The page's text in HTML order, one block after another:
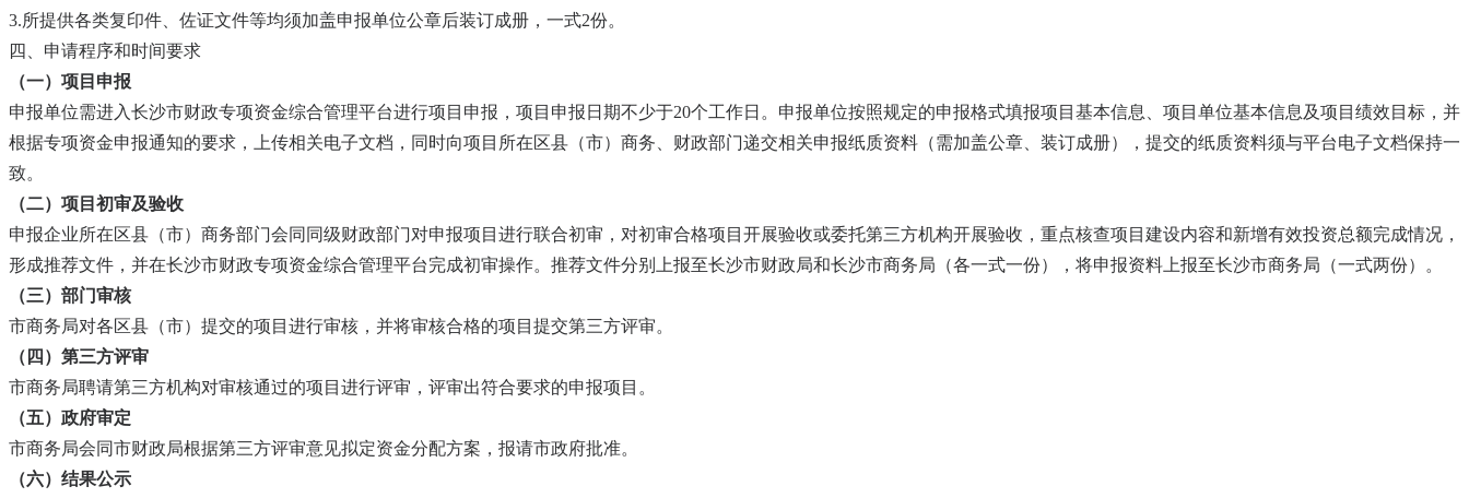
3.所提供各类复印件、佐证文件等均须加盖申报单位公章后装订成册，一式2份。
四、申请程序和时间要求
（一）项目申报
申报单位需进入长沙市财政专项资金综合管理平台进行项目申报，项目申报日期不少于20个工作日。申报单位按照规定的申报格式填报项目基本信息、项目单位基本信息及项目绩效目标，并
根据专项资金申报通知的要求，上传相关电子文档，同时向项目所在区县（市）商务、财政部门递交相关申报纸质资料（需加盖公章、装订成册），提交的纸质资料须与平台电子文档保持一
致。
（二）项目初审及验收
申报企业所在区县（市）商务部门会同同级财政部门对申报项目进行联合初审，对初审合格项目开展验收或委托第三方机构开展验收，重点核查项目建设内容和新增有效投资总额完成情况，
形成推荐文件，并在长沙市财政专项资金综合管理平台完成初审操作。推荐文件分别上报至长沙市财政局和长沙市商务局（各一式一份），将申报资料上报至长沙市商务局（一式两份）。
（三）部门审核
市商务局对各区县（市）提交的项目进行审核，并将审核合格的项目提交第三方评审。
（四）第三方评审
市商务局聘请第三方机构对审核通过的项目进行评审，评审出符合要求的申报项目。
（五）政府审定
市商务局会同市财政局根据第三方评审意见拟定资金分配方案，报请市政府批准。
（六）结果公示